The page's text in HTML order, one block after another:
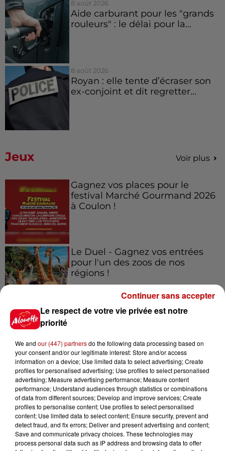
8 août 2026
Aide carburant pour les "grands
rouleurs" : le délai pour la...
8 août 2026
Royan : elle tente d’écraser son
ex-conjoint et dit regretter...
Jeux Voir plus
Gagnez vos places pour le
festival Marché Gourmand 2026
à Coulon !
Le Duel - Gagnez vos entrées
pour l'un des zoos de nos
régions !
Destination Vacances - Gagnez
de la...
Destination Vacances : inscrivez-
vous !
Le respect de votre vie privée est notre
priorité
We and our (447) partnersdo the following data processing based on
your consent and/or our legitimate interest: Store and/or access
information on a device; Use limited data to select advertising; Create
profiles for personalised advertising; Use profiles to select personalised
advertising; Measure advertising performance; Measure content
performance; Understand audiences through statistics or combinations
of data from different sources; Develop and improve services; Create
profiles to personalise content; Use profiles to select personalised
content; Use limited data to select content; Ensure security, prevent and
detect fraud, and fix errors; Deliver and present advertising and content;
Save and communicate privacy choices. These technologies may
process personal data such as IP address and browsing data to offer
Continuer sans accepter